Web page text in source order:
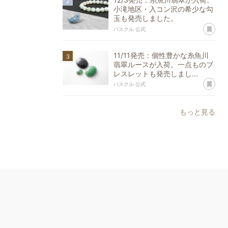
小滝地区・入コン沢の希少な勾
玉も発売しました。
パスクル 公式 あ
11/11発売：個性豊かな糸魚川
翡翠ルースが入荷。一点ものブ
レスレットも発売しまし...
パスクル 公式 あ
もっと見る